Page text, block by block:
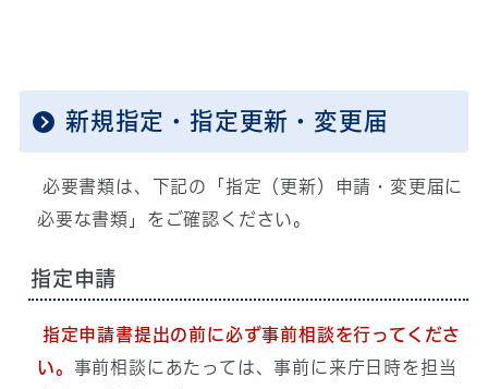
新規指定・指定更新・変更届
必要書類は、下記の「指定（更新）申請・変更届に
必要な書類」をご確認ください。
指定申請
指定申請書提出の前に必ず事前相談を行ってくださ
い。 事前相談にあたっては、事前に来庁日時を担当